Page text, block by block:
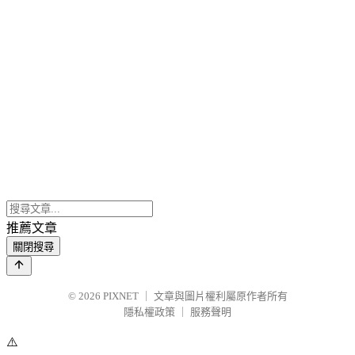
推薦文章
關閉搜尋
© 2026 PIXNET
文章與圖片權利屬原作者所有
隱私權政策
服務聲明
⚠️